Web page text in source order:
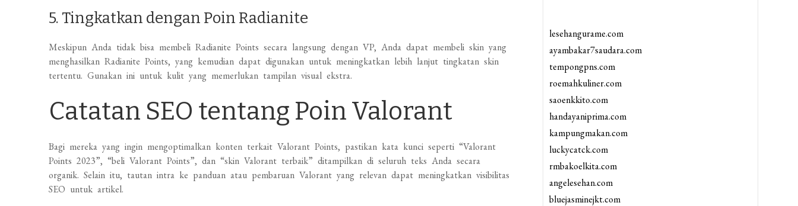
5. Tingkatkan dengan Poin Radianite
Meskipun Anda tidak bisa membeli Radianite Points secara langsung dengan VP, Anda dapat membeli skin yang
menghasilkan Radianite Points, yang kemudian dapat digunakan untuk meningkatkan lebih lanjut tingkatan skin
tertentu. Gunakan ini untuk kulit yang memerlukan tampilan visual ekstra.
Catatan SEO tentang Poin Valorant
Bagi mereka yang ingin mengoptimalkan konten terkait Valorant Points, pastikan kata kunci seperti “Valorant
Points 2023”, “beli Valorant Points”, dan “skin Valorant terbaik” ditampilkan di seluruh teks Anda secara
organik. Selain itu, tautan intra ke panduan atau pembaruan Valorant yang relevan dapat meningkatkan visibilitas
SEO untuk artikel.
lesehangurame.com
ayambakar7saudara.com
tempongpns.com
roemahkuliner.com
saoenkkito.com
handayaniprima.com
kampungmakan.com
luckycatck.com
rmbakoelkita.com
angelesehan.com
bluejasminejkt.com